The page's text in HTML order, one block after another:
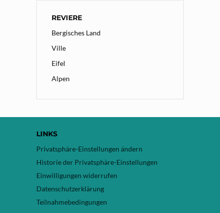
REVIERE
Bergisches Land
Ville
Eifel
Alpen
LINKS
Privatsphäre-Einstellungen ändern
Historie der Privatsphäre-Einstellungen
Einwilligungen widerrufen
Datenschutzerklärung
Teilnahmebedingungen